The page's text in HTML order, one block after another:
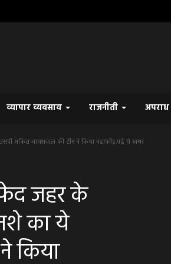
व्यापार व्यवसाय राजनीती अपराध
अंकित जायसवाल की टीम ने किया भंडाफोड़,पढ़े ये खबर
जहर के
का ये
किया